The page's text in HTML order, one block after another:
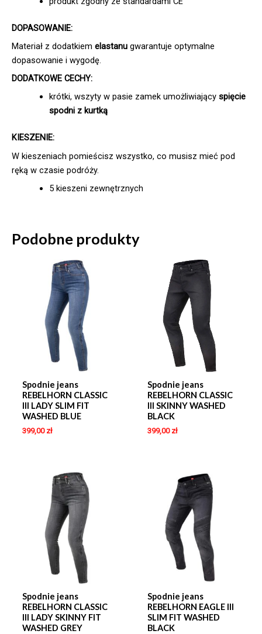
DOPASOWANIE:
Materiał z dodatkiem elastanu gwarantuje optymalne
dopasowanie i wygodę.
DODATKOWE CECHY:
krótki, wszyty w pasie zamek umożliwiający spięcie
spodni z kurtką
KIESZENIE:
W kieszeniach pomieścisz wszystko, co musisz mieć pod
ręką w czasie podróży.
5 kieszeni zewnętrznych
Podobne produkty
Spodnie jeans
REBELHORN CLASSIC
III LADY SLIM FIT
WASHED BLUE
399,00 zł
Spodnie jeans
REBELHORN CLASSIC
III SKINNY WASHED
BLACK
399,00 zł
Spodnie jeans
REBELHORN CLASSIC
III LADY SKINNY FIT
WASHED GREY
Spodnie jeans
REBELHORN EAGLE III
SLIM FIT WASHED
BLACK